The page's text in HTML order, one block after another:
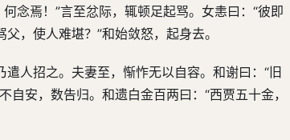
念焉！”言至忿际，辄顿足起骂。女恚曰：“彼即
，使人难堪？”和始敛怒，起身去。
人招之。夫妻至，惭怍无以自容。和谢曰：“旧
安，数告归。和遗白金百两曰：“西贾五十金，